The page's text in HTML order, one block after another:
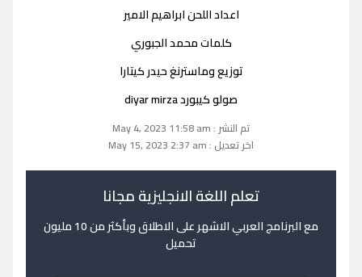
اعداد اللحن ابراهيم الامير
كلمات محمد الجبوري
توزيع وماسترنغ حيدر كيتارا
صولو كيبورد diyar mirza
تم النشر : May 4, 2023 11:58 am
اخر تعديل : May 15, 2023 2:37 am
تعلم اللغة الانجليزية مجانا
مع البرنامج العربي الاشهر على الاطلاق وبأكثر من 10 مليون
تحميل